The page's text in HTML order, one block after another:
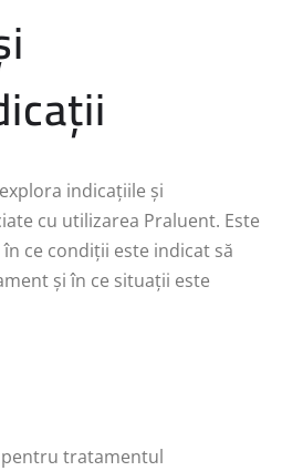
indicațiile și
cu utilizarea Praluent. Este
ce condiții este indicat să
și în ce situații este
tratamentul